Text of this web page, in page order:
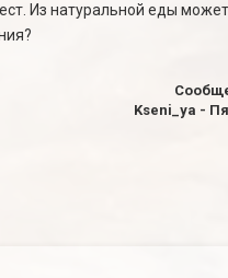
Из натуральной еды
Kseni_ya -